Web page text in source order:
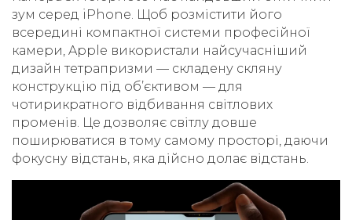
зум серед iPhone. Щоб розмістити його
всередині компактної системи професійної
камери, Apple використали найсучасніший
дизайн тетрапризми — складену скляну
конструкцію під об’єктивом — для
чотирикратного відбивання світлових
променів. Це дозволяє світлу довше
поширюватися в тому самому просторі, даючи
фокусну відстань, яка дійсно долає відстань.